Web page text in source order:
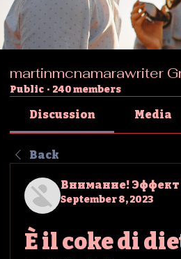
martinmcnamarawriter
Public · 240 members
Discussion Media
Back
Внимание!
September 8, 2023
È il coke di